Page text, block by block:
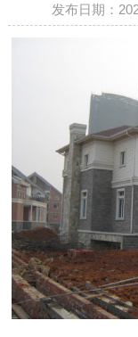
发布日期：